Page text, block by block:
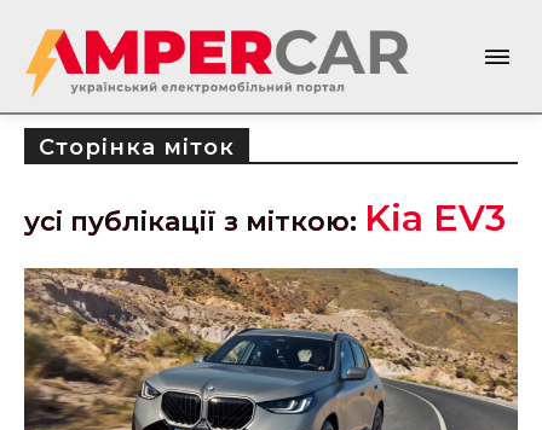
Сторінка міток
усі публікації з міткою: Kia EV3